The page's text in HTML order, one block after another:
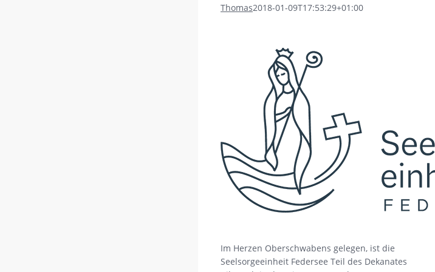
Thomas2018-01-09T17:53:29+01:00
Im Herzen Oberschwabens gelegen, ist die
Seelsorgeeinheit Federsee Teil des Dekanates